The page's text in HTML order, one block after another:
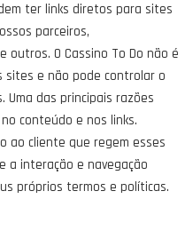
ter links diretos para sites
parceiros,
O Cassino To Do não é
sites e não pode controlar o
Uma das principais razões
conteúdo e nos links.
ao cliente que regem esses
a interação e navegação
próprios termos e políticas.